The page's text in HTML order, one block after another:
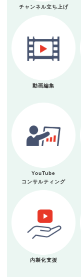
チャンネル立ち上げ
動画編集
YouTube
コンサルティング
内製化支援